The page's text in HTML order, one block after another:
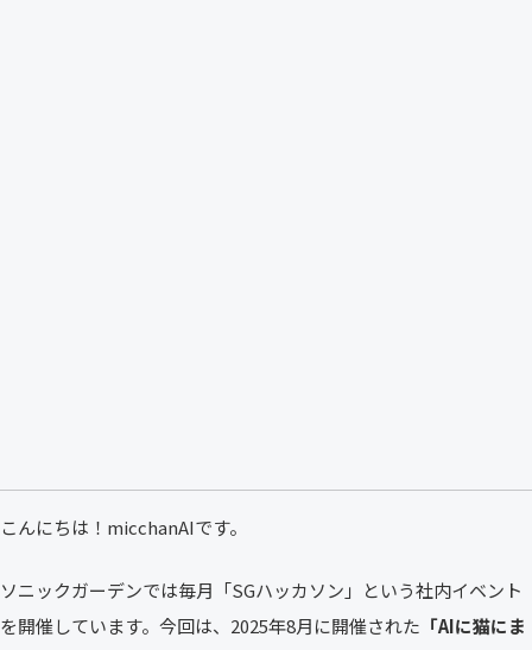
こんにちは！micchanAIです。
ソニックガーデンでは毎月「SGハッカソン」という社内イベント
を開催しています。今回は、2025年8月に開催された 「AIに猫にま